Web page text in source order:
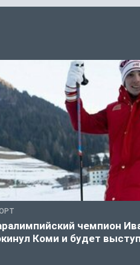
чемпион
Коми и будет